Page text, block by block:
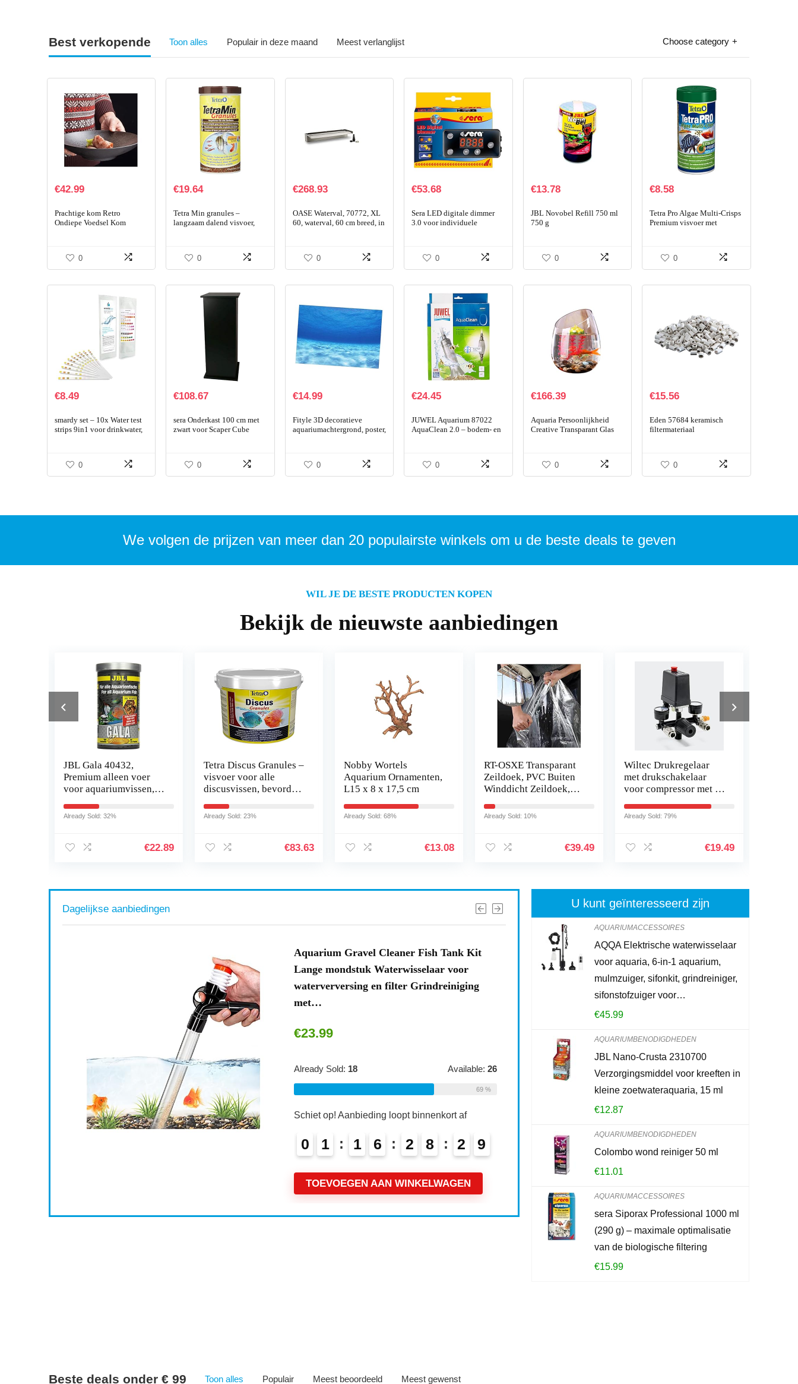
Best verkopende Toon alles Populair in deze maand Meest verlanglijst Choose category
€42.99
Prachtige kom Retro
Ondiepe Voedsel Kom
Soepkom, Ramen Kom, Fruit
Kom… 0
€19.64
Tetra Min granules –
langzaam dalend visvoer,
0
€268.93
OASE Waterval, 70772, XL
60, waterval, 60 cm breed, in
0
€53.68
Sera LED digitale dimmer
3.0 voor individuele
zonsopgang…
0
€13.78
JBL Novobel Refill 750 ml
750 g
0
€8.58
Tetra Pro Algae Multi-Crisps
Premium visvoer met
0
€8.49
smardy set – 10x Water test
strips 9in1 voor drinkwater,
0
€108.67
sera Onderkast 100 cm met
zwart voor Scaper Cube
0
€14.99
Fityle 3D decoratieve
aquariumachtergrond, poster,
onderwaterwereld…
0
€24.45
JUWEL Aquarium 87022
AquaClean 2.0 – bodem- en
0
€166.39
Aquaria Persoonlijkheid
Creative Transparant Glas
Tank Aquarium (Size : L)
0
€15.56
Eden 57684 keramisch
filtermateriaal
0
We volgen de prijzen van meer dan 20 populairste winkels om u de beste deals te geven
WIL JE DE BESTE PRODUCTEN KOPEN
Bekijk de nieuwste aanbiedingen
JBL Gala 40432,
Premium alleen voer
voor aquariumvissen,
Already Sold: 32%
€22.89
Tetra Discus Granules –
visvoer voor alle
discusvissen, bevordert
kleurpracht en groei
Already Sold: 23%
€83.63
Nobby Wortels
Aquarium Ornamenten,
L15 x 8 x 17,5 cm
Already Sold: 68%
€13.08
RT-OSXE Transparant
Zeildoek, PVC Buiten
Winddicht Zeildoek,
Film Met Oogjes,
Already Sold: 10%
€39.49
Wiltec Drukregelaar
met drukschakelaar
voor compressor met 2
Already Sold: 79%
€19.49
Dagelijkse aanbiedingen
Aquarium Gravel Cleaner Fish Tank Kit
Lange mondstuk Waterwisselaar voor
waterverversing en filter Grindreiniging
met…
€23.99
Already Sold: 18 Available: 26
69 %
Schiet op! Aanbieding loopt binnenkort af
0 1 1 6 2 8 2 8
TOEVOEGEN AAN WINKELWAGEN
U kunt geïnteresseerd zijn
AQUARIUMACCESSOIRES
AQQA Elektrische waterwisselaar
voor aquaria, 6-in-1 aquarium,
mulmzuiger, sifonkit, grindreiniger,
sifonstofzuiger voor…
€45.99
AQUARIUMBENODIGDHEDEN
JBL Nano-Crusta 2310700
Verzorgingsmiddel voor kreeften in
kleine zoetwateraquaria, 15 ml
€12.87
AQUARIUMBENODIGDHEDEN
Colombo wond reiniger 50 ml
€11.01
AQUARIUMACCESSOIRES
sera Siporax Professional 1000 ml
(290 g) – maximale optimalisatie
van de biologische filtering
€15.99
Beste deals onder € 99 Toon alles Populair Meest beoordeeld Meest gewenst